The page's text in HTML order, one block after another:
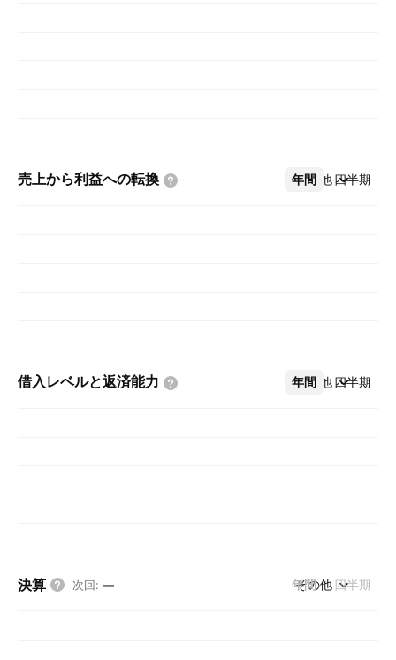
売上から利益への転換 年間 四半期
その他
借入レベルと返済能力 年間 四半期
その他
決算 次回: — 年間 四半期
その他